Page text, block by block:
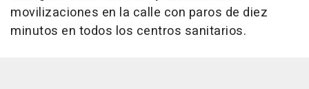
movilizaciones en la calle con paros de diez
minutos en todos los centros sanitarios.